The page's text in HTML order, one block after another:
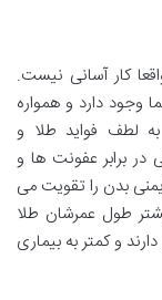
کار آسانی نیست.
وجود دارد و همواره
به لطف فواید طلا و
در برابر عفونت ها و
بدن را تقویت می
طول عمرشان طلا
و کمتر به بیماری